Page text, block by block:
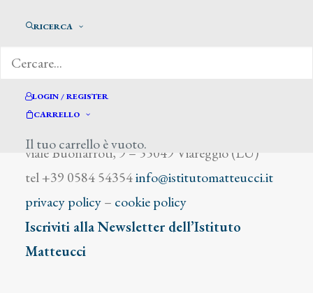
RICERCA
LOGIN / REGISTER
CARRELLO
Il tuo carrello è vuoto.
viale Buonarroti, 9 – 55049 Viareggio (LU)
tel +39 0584 54354info@istitutomatteucci.it
privacy policy– cookie policy
Iscriviti alla Newsletter dell’Istituto
Matteucci